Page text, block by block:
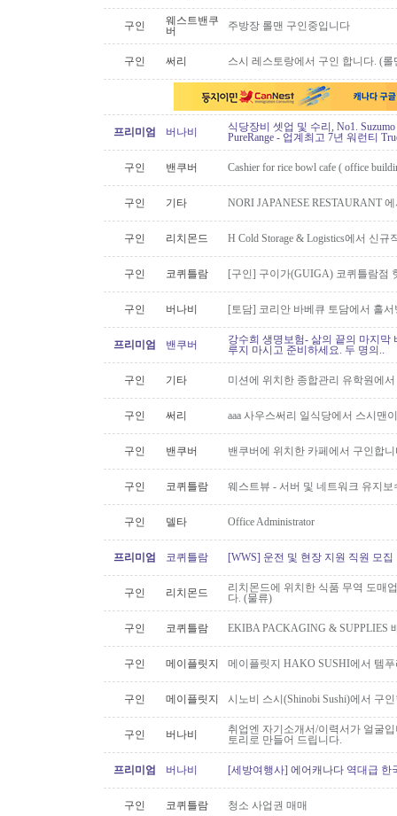
구인
웨스트밴쿠
버
주방장 롤맨 구인중입니다
구인 써리 스시 레스토랑에서 구인 합니다. (롤
프리미엄 버나비
식당장비 셋업 및 수리, No1.
PureRange - 업계최고 7년 워런티
구인 밴쿠버 Cashier for rice bowl cafe ( office
구인 기타 NORI JAPANESE RESTAURANT
구인 리치몬드 H Cold Storage & Logistics에서 신규
구인 코퀴틀람 [구인] 구이가(GUIGA) 코퀴틀람점
구인 버나비 [토담] 코리안 바베큐 토담에서 홀
프리미엄 밴쿠버
강수희 생명보험- 삶의 끝의 마지막
루지 마시고 준비하세요. 두 명의..
구인 기타 미션에 위치한 종합관리 유학원에
구인 써리 aaa 사우스써리 일식당에서 스시맨
구인 밴쿠버 밴쿠버에 위치한 카페에서 구인합
구인 코퀴틀람 웨스트뷰 - 서버 및 네트워크 유지보
구인 델타 Office Administrator
프리미엄 코퀴틀람 [WWS] 운전 및 현장 지원 직원 모집
구인 리치몬드
리치몬드에 위치한 식품 무역 도매
다. (물류)
구인 코퀴틀람 EKIBA PACKAGING & SUPPLIES
구인 메이플릿지 메이플릿지 HAKO SUSHI에서 템
구인 메이플릿지 시노비 스시(Shinobi Sushi)에서 구
구인 버나비
취업엔 자기소개서/이력서가 얼굴
토리로 만들어 드립니다.
프리미엄 버나비 [세방여행사] 에어캐나다 역대급 한
구인 코퀴틀람 청소 사업권 매매